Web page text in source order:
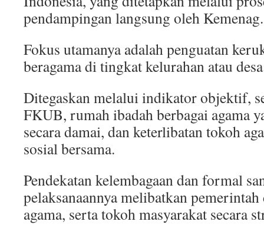
pendampingan langsung oleh Kemenag.
Fokus utamanya adalah penguatan
beragama di tingkat kelurahan atau
Ditegaskan melalui indikator objektif,
FKUB, rumah ibadah berbagai agama
secara damai, dan keterlibatan tokoh
sosial bersama.
Pendekatan kelembagaan dan formal
pelaksanaannya melibatkan
agama, serta tokoh masyarakat secara